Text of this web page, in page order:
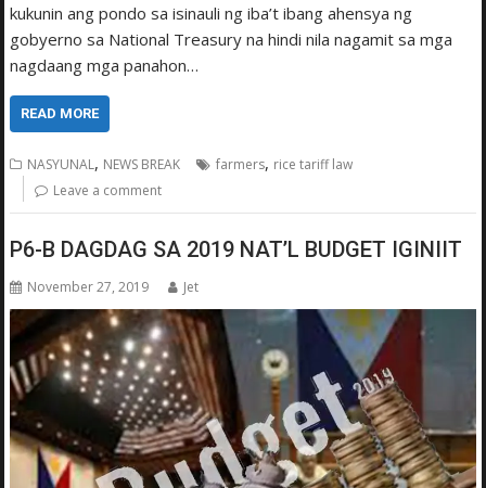
kukunin ang pondo sa isinauli ng iba’t ibang ahensya ng
gobyerno sa National Treasury na hindi nila nagamit sa mga
nagdaang mga panahon…
READ MORE
NASYUNAL, NEWS BREAK farmers, rice tariff law
Leave a comment
P6-B DAGDAG SA 2019 NAT’L BUDGET IGINIIT
November 27, 2019 Jet